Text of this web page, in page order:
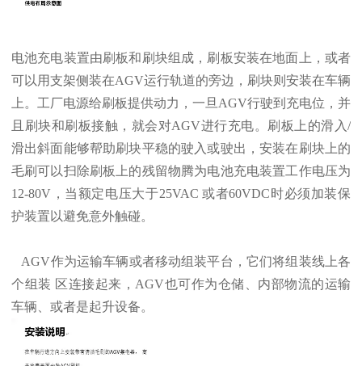
电池充电装置由刷板和刷块组成，刷板安装在地面上，或者
可以用支架侧装在AGV运行轨道的旁边，刷块则安装在车辆
上。工厂电源给刷板提供动力，一旦AGV行驶到充电位，并
且刷块和刷板接触，就会对AGV进行充电。刷板上的滑入/
滑出斜面能够帮助刷块平稳的驶入或驶出，安装在刷块上的
毛刷可以扫除刷板上的残留物腾为电池充电装置工作电压为
12-80V，当额定电压大于25VAC 或者60VDC时必须加装保
护装置以避免意外触碰。
AGV作为运输车辆或者移动组装平台，它们将组装线上各
个组装 区连接起来，AGV也可作为仓储、内部物流的运输
车辆、或者是起升设备。